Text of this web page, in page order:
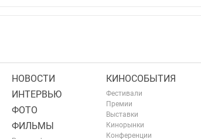
НОВОСТИ
ИНТЕРВЬЮ
ФОТО
ФИЛЬМЫ
КИНОСОБЫТИЯ
Фестивали
Премии
Выставки
Кинорынки
Конференции